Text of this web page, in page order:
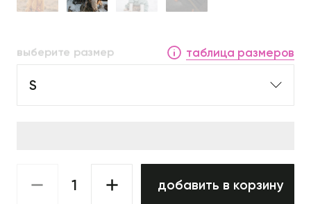
выберите размер
S
таблица размеров
добавить в корзину